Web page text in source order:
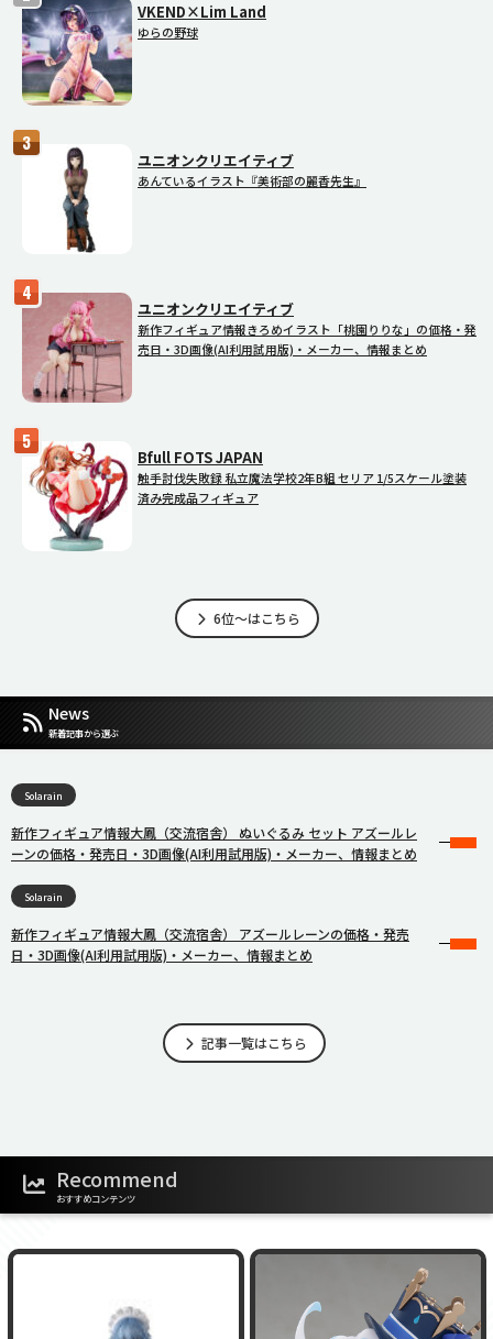
VKEND×Lim Land
ゆらの野球
ユニオンクリエイティブ
あんているイラスト『美術部の麗香先生』
ユニオンクリエイティブ
新作フィギュア情報きろめイラスト「桃園りりな」の価格・発
売日・3D画像(AI利用試用版)・メーカー、情報まとめ
Bfull FOTS JAPAN
触手討伐失敗録 私立魔法学校2年B組 セリア 1/5スケール塗装
済み完成品フィギュア
6位～はこちら
News
新着記事から選ぶ
Solarain
新作フィギュア情報大鳳（交流宿舎） ぬいぐるみ セット アズールレ
ーンの価格・発売日・3D画像(AI利用試用版)・メーカー、情報まとめ
Solarain
新作フィギュア情報大鳳（交流宿舎） アズールレーンの価格・発売
日・3D画像(AI利用試用版)・メーカー、情報まとめ
記事一覧はこちら
Recommend
おすすめコンテンツ